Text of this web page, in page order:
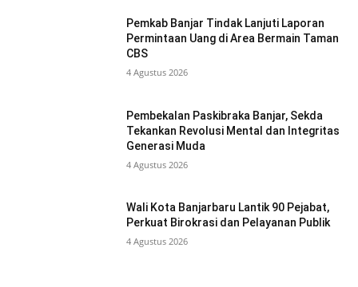
Pemkab Banjar Tindak Lanjuti Laporan
Permintaan Uang di Area Bermain Taman
CBS
4 Agustus 2026
Pembekalan Paskibraka Banjar, Sekda
Tekankan Revolusi Mental dan Integritas
Generasi Muda
4 Agustus 2026
Wali Kota Banjarbaru Lantik 90 Pejabat,
Perkuat Birokrasi dan Pelayanan Publik
4 Agustus 2026